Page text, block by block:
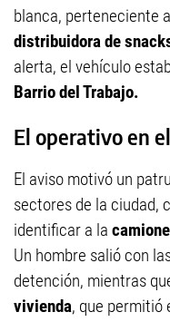
blanca, perteneciente
distribuidora de
alerta, el vehículo
Barrio del Trabajo.
El operativo en
El aviso motivó un
sectores de la ciudad,
identificar a la
Un hombre salió con
detención, mientras
vivienda, que permitió